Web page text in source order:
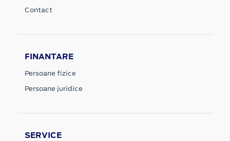
Contact
FINANTARE
Persoane fizice
Persoane juridice
SERVICE